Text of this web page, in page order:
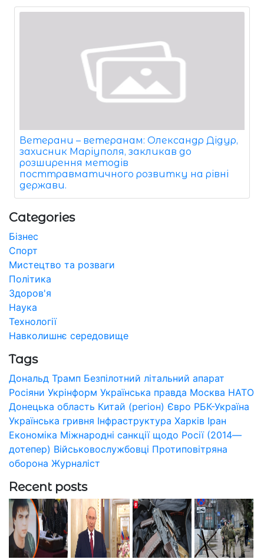
Ветерани – ветеранам: Олександр Дідур,
захисник Маріуполя, закликав до
розширення методів
посттравматичного розвитку на рівні
держави.
Categories
Бізнес
Спорт
Мистецтво та розваги
Політика
Здоров'я
Наука
Технології
Навколишнє середовище
Tags
Дональд Трамп Безпілотний літальний апарат
Росіяни Укрінформ Українська правда Москва НАТО
Донецька область Китай (регіон) Євро РБК-Україна
Українська гривня Інфраструктура Харків Іран
Економіка Міжнародні санкції щодо Росії (2014—
дотепер) Військовослужбовці Протиповітряна
оборона Журналіст
Recent posts